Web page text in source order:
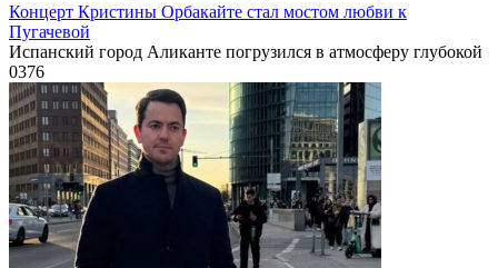
Концерт Кристины Орбакайте стал мостом любви к
Пугачевой
Испанский город Аликанте погрузился в атмосферу глубокой
0376